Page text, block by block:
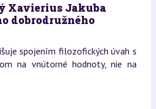
Xavierius Jakuba
dobrodružného
spojením filozofických úvah s
na vnútorné hodnoty, nie na